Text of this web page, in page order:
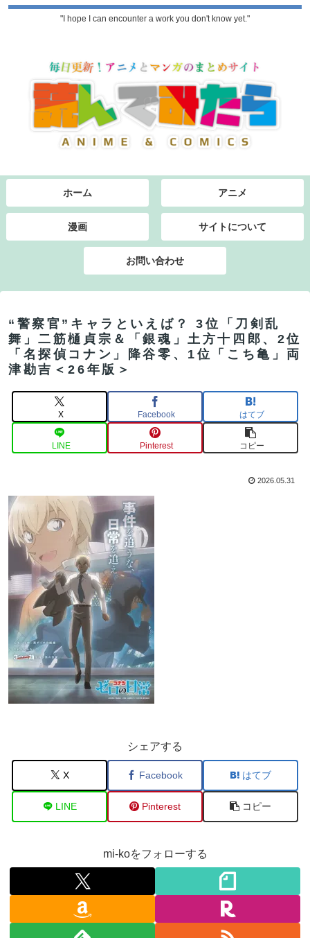
"I hope I can encounter a work you don't know yet."
ホーム アニメ
漫画 サイトについて
お問い合わせ
“警察官”キャラといえば？ 3位「刀剣乱
舞」二筋樋貞宗＆「銀魂」土方十四郎、2位
「名探偵コナン」降谷零、1位「こち亀」両
津勘吉＜26年版＞
X Facebook はてブ
LINE Pinterest コピー
2026.05.31
シェアする
X Facebook はてブ
LINE Pinterest コピー
mi-koをフォローする